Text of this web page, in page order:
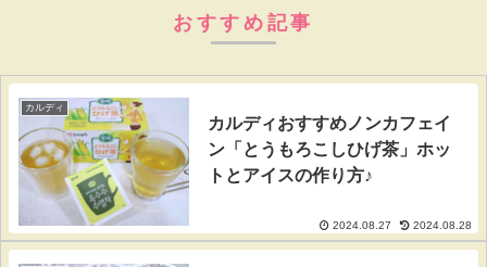
おすすめ記事
カルディ
カルディおすすめノンカフェイ
ン「とうもろこしひげ茶」ホッ
トとアイスの作り方♪
2024.08.27 2024.08.28